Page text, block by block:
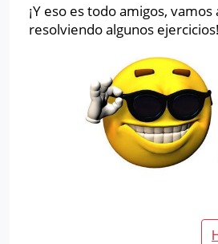
¡Y eso es todo amigos,
resolviendo algunos ejercicios!